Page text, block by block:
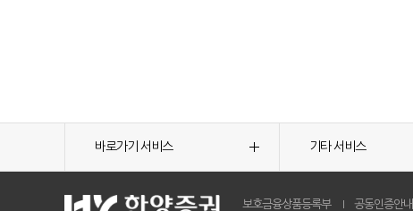
바로가기 서비스 기타 서비스
보호금융상품등록부 공동인증안내